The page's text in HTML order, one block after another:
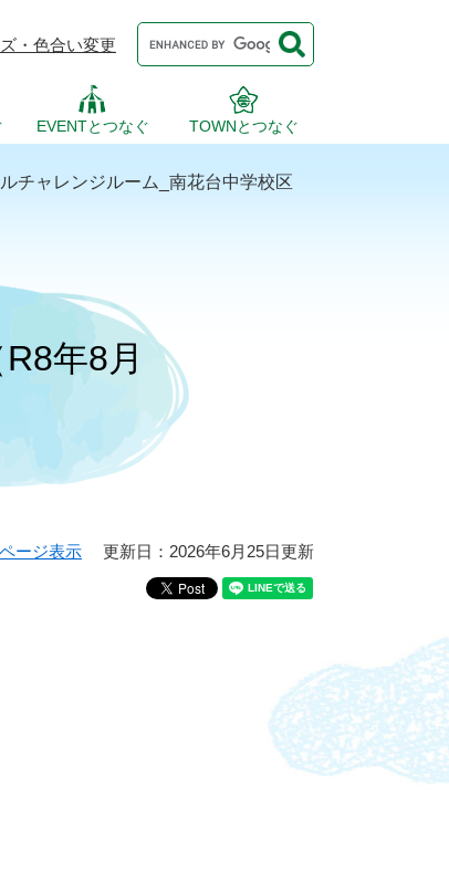
・色合い変更
Google
カ
ス
索
EVENTとつなぐ TOWNとつなぐ
チャレンジルーム_南花台中学校区
年8月
ージ表示 更新日：2026年6月25日更新